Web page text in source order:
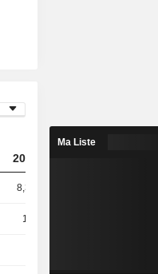
2023
8,37 Md
1,6 Md
Ma Liste